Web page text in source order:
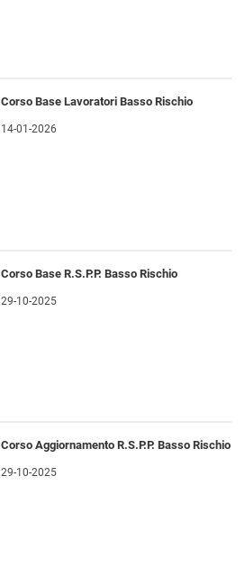
Corso Base Lavoratori Basso Rischio
14-01-2026
Corso Base R.S.P.P. Basso Rischio
29-10-2025
Corso Aggiornamento R.S.P.P. Basso Rischio
29-10-2025